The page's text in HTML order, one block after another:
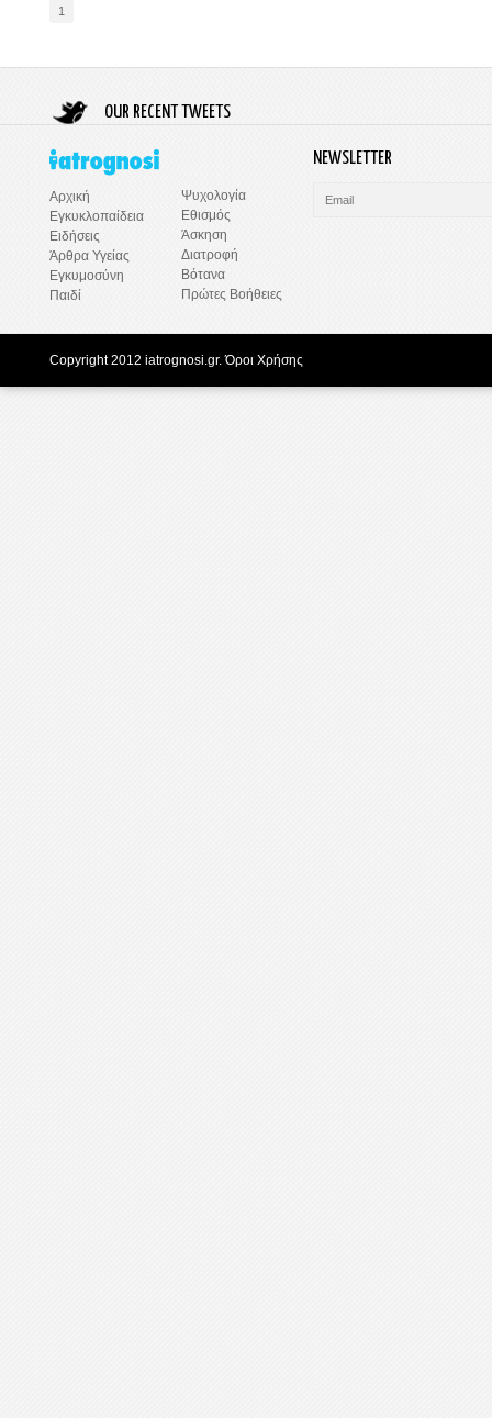
1
OUR RECENT TWEETS
Αρχική
Εγκυκλοπαίδεια
Ειδήσεις
Άρθρα Υγείας
Εγκυμοσύνη
Παιδί
Ψυχολογία
Εθισμός
Άσκηση
Διατροφή
Βότανα
Πρώτες Βοήθειες
NEWSLETTER
Copyright 2012 iatrognosi.gr.Όροι Χρήσης